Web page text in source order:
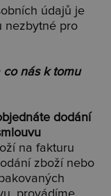
údajů je
nezbytné pro
co nás k tomu
dodání
na fakturu
zboží nebo